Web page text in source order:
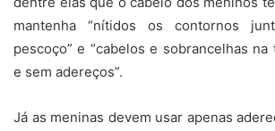
mantenha “nítidos os contornos
pescoço” e “cabelos e sobrancelhas na
e sem adereços”.
Já as meninas devem usar apenas